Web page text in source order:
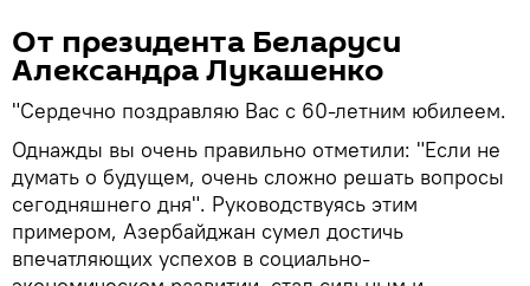
От президента Беларуси
Александра Лукашенко
"Сердечно поздравляю Вас с 60-летним юбилеем.
Однажды вы очень правильно отметили: "Если не
думать о будущем, очень сложно решать вопросы
сегодняшнего дня". Руководствуясь этим
примером, Азербайджан сумел достичь
впечатляющих успехов в социально-